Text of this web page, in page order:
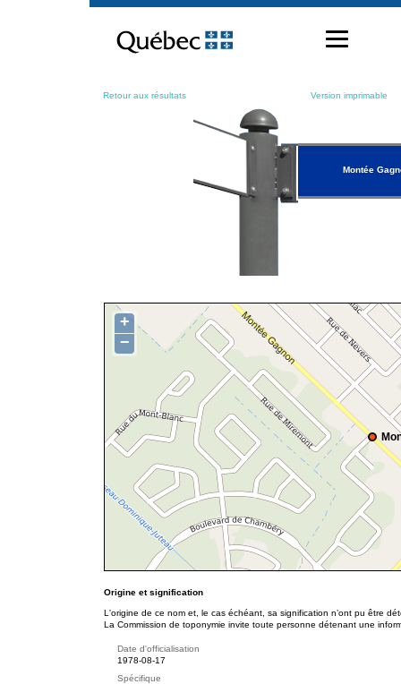
contenu
Retour aux résultats Version imprimable
Montée
+
−
Origine et signification
L'origine de ce nom et, le cas échéant, sa signification n’ont pu être
La Commission de toponymie invite toute personne détenant une
Date d'officialisation
1978-08-17
Spécifique